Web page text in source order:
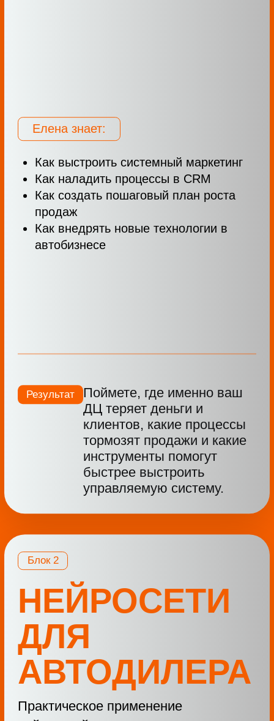
ЕВГЕНИЙ ФЕДУЛОВ
Основатель агентства ВИН Маркетинг,
10+ лет опыта в маркетинге и
продвижении дилерских центров
продажи
Увидите, где вы теряете
продажи и получите четкий
план действий для роста
выручки